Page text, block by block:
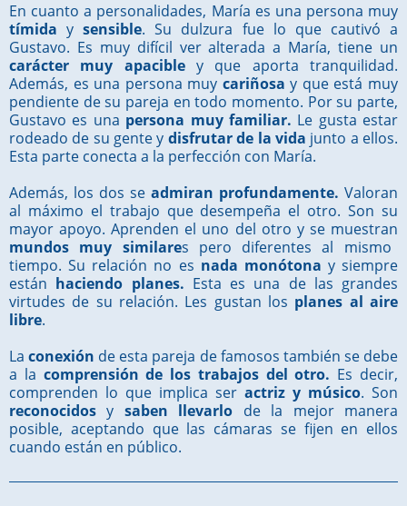
En cuanto a personalidades, María es una persona muy
tímidaysensible. Su dulzura fue lo que cautivó a
Gustavo. Es muy difícil ver alterada a María, tiene un
carácter muy apacibley que aporta tranquilidad.
Además, es una persona muy cariñosay que está muy
pendiente de su pareja en todo momento. Por su parte,
Gustavo es una persona muy familiar. Le gusta estar
rodeado de su gente y disfrutar de la vida junto a ellos.
Esta parte conecta a la perfección con María.
Además, los dos se admiran profundamente. Valoran
al máximo el trabajo que desempeña el otro. Son su
mayor apoyo. Aprenden el uno del otro y se muestran
mundos muy similares pero diferentes al mismo
tiempo. Su relación no es nada monótona y siempre
están haciendo planes. Esta es una de las grandes
virtudes de su relación. Les gustan los planes al aire
libre.
Laconexión de esta pareja de famosos también se debe
a la comprensión de los trabajos del otro. Es decir,
comprenden lo que implica ser actriz y músico. Son
reconocidosy saben llevarlo de la mejor manera
posible, aceptando que las cámaras se fijen en ellos
cuando están en público.